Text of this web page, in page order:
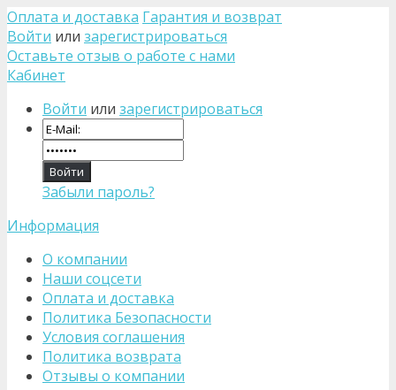
Оплата и доставка Гарантия и возврат
Войти или зарегистрироваться
Оставьте отзыв о работе с нами
Кабинет
Войти или зарегистрироваться
Забыли пароль?
Информация
О компании
Наши соцсети
Оплата и доставка
Политика Безопасности
Условия соглашения
Политика возврата
Отзывы о компании